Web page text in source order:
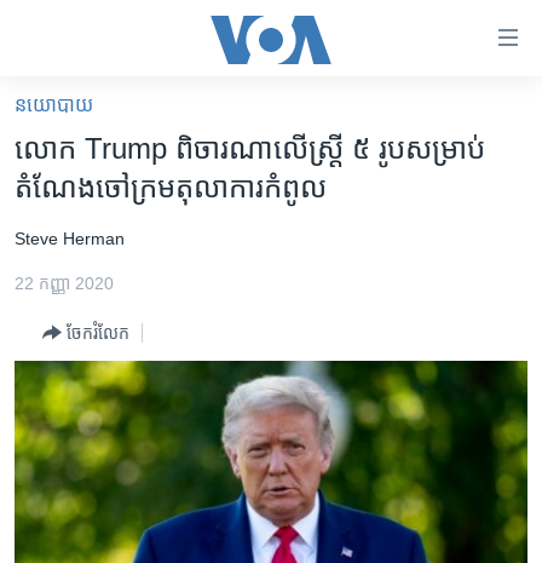
គេហទំព័រ​
ទាក់ទង
រំលង​
និង​
ទំព័រ​
ម្តង
រំលង​
និង​
ចូល​
ទៅ​
ទំព័រ​
អន្តរជាតិ
ហេឡូវីអូអេ
កម្ពុជាច្នៃប្រតិដ្ឋ
ព្រឹត្តិការណ៍ព័ត៌មាន
ទូរទស្សន៍ / វីដេអូ​
វិទ្យុ / ផតខាសថ៍
កម្មវិធីទាំងអស់
នយោបាយ
លោក Trump ពិចារណា​លើ​ស្ត្រី ៥ រូប​សម្រាប់​
តំណែង​ចៅក្រម​តុលាការ​កំពូល
Steve Herman
22 កញ្ញា 2020
ចែករំលែក